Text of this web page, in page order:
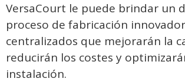
VersaCourt le puede brindar un
proceso de fabricación
centralizados que mejorarán la
reducirán los costes y
instalación.